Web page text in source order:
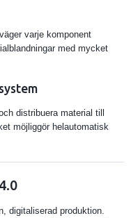
varje komponent
med mycket
distribuera material till
möjliggör helautomatisk
digitaliserad produktion.